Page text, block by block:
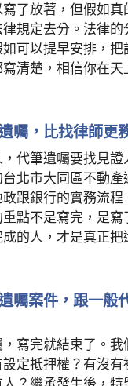
了放著，但假如真
規定去分。法律
可以提早安排，把
清楚，相信你在天
囑，比找律師更
代筆遺囑要找見證
北市大同區不動產
跟銀行的實務流
點不是寫完，是寫
的人，才是真正把
囑案件，跟一般
寫完就結束了。我
定抵押權？有沒有